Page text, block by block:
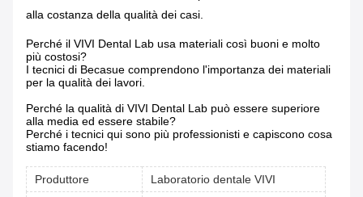
alla costanza della qualità dei casi.
Perché il VIVI Dental Lab usa materiali così buoni e molto
più costosi?
I tecnici di Becasue comprendono l'importanza dei materiali
per la qualità dei lavori.
Perché la qualità di VIVI Dental Lab può essere superiore
alla media ed essere stabile?
Perché i tecnici qui sono più professionisti e capiscono cosa
stiamo facendo!
Produttore
Laboratorio dentale VIVI